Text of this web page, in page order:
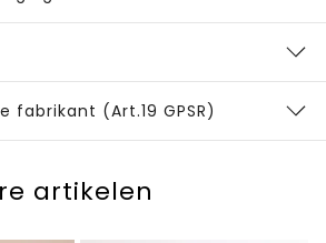
(Art.19 GPSR)
artikelen